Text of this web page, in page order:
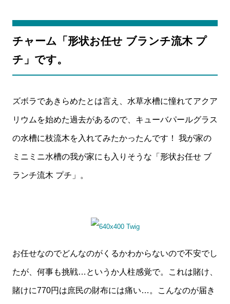
チャーム「形状お任せ ブランチ流木 プ
チ」です。
ズボラであきらめたとは言え、水草水槽に憧れてアクア
リウムを始めた過去があるので、キューバパールグラス
の水槽に枝流木を入れてみたかったんです！ 我が家の
ミニミニ水槽の我が家にも入りそうな「形状お任せ ブ
ランチ流木 プチ」。
お任せなのでどんなのがくるかわからないので不安でし
たが、何事も挑戦…というか人柱感覚で。これは賭け、
賭けに770円は庶民の財布には痛い…。こんなのが届き